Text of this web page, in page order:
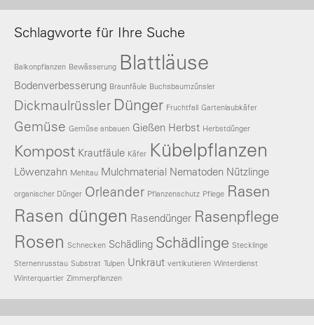
Schlagworte für Ihre Suche
Balkonpflanzen Bewässerung Blattläuse
Bodenverbesserung Braunfäule Buchsbaumzünsler
Dickmaulrüssler Dünger Fruchtfall Gartenlaubkäfer
Gemüse Gemüse anbauen Gießen Herbst Herbstdünger
Kompost Krautfäule Käfer Kübelpflanzen
Löwenzahn Mehltau Mulchmaterial Nematoden Nützlinge
organischer Dünger Orleander Pflanzenschutz Pflege Rasen
Rasen düngen Rasendünger Rasenpflege
Rosen Schnecken Schädling Schädlinge Stecklinge
Sternenrusstau Substrat Tulpen Unkraut vertikutieren Winterdienst
Winterquartier Zimmerpflanzen